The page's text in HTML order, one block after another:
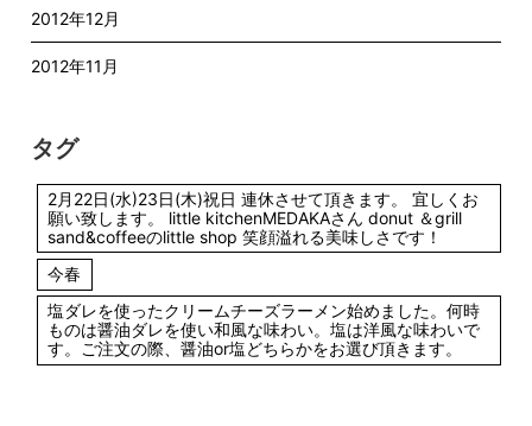
2012年12月
2012年11月
タグ
2月22日(水)23日(木)祝日 連休させて頂きます。 宜しくお
願い致します。 little kitchenMEDAKAさん donut ＆grill
sand&coffeeのlittle shop 笑顔溢れる美味しさです！
今春
塩ダレを使ったクリームチーズラーメン始めました。何時
ものは醤油ダレを使い和風な味わい。塩は洋風な味わいで
す。ご注文の際、醤油or塩どちらかをお選び頂きます。